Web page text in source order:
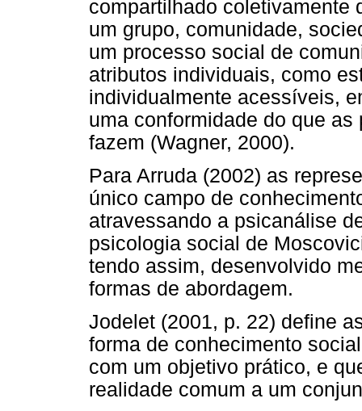
compartilhado coletivamente
um grupo, comunidade,
um processo social de
atributos individuais, como
individualmente acessíveis,
uma conformidade do que
fazem (Wagner, 2000).
Para Arruda (2002) as
único campo de
atravessando a psicanálise
psicologia social de
tendo assim, desenvolvido
formas de abordagem.
Jodelet (2001, p. 22) define
forma de conhecimento
com um objetivo prático, e
realidade comum a um